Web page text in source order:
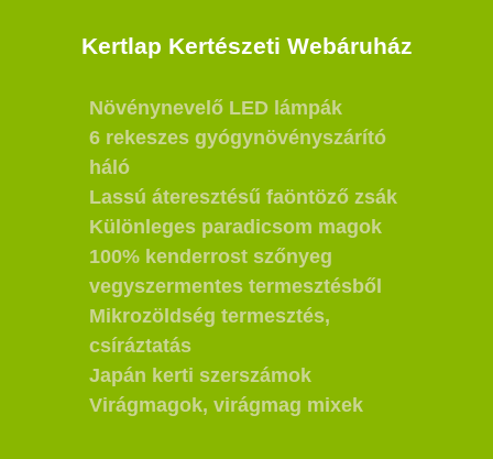
Kertlap Kertészeti Webáruház
Növénynevelő LED lámpák
6 rekeszes gyógynövényszárító
háló
Lassú áteresztésű faöntöző zsák
Különleges paradicsom magok
100% kenderrost szőnyeg
vegyszermentes termesztésből
Mikrozöldség termesztés,
csíráztatás
Japán kerti szerszámok
Virágmagok, virágmag mixek